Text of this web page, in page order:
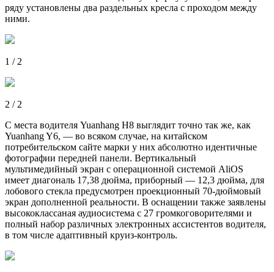
ряду установлены два раздельных кресла с проходом между
ними.
1 / 2
2 / 2
С места водителя Yuanhang H8 выглядит точно так же, как
Yuanhang Y6, — во всяком случае, на китайском
потребительском сайте марки у них абсолютно идентичные
фотографии передней панели. Вертикальный
мультимедийный экран с операционной системой AliOS
имеет диагональ 17,38 дюйма, приборный — 12,3 дюйма, для
лобового стекла предусмотрен проекционный 70-дюймовый
экран дополненной реальности. В оснащении также заявлены
высококлассаная аудиосистема с 27 громкоговорителями и
полный набор различных электронных ассистентов водителя,
в том числе адаптивный круиз-контроль.